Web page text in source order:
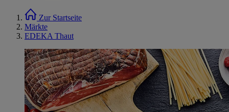
Zur Startseite
Märkte
EDEKA Thaut